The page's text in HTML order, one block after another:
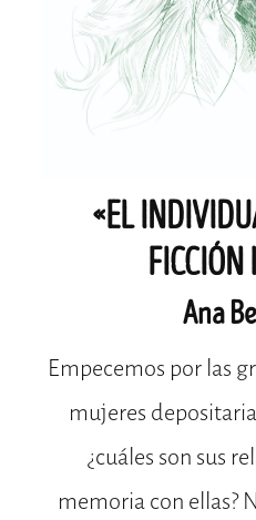
«EL
Ana
Empecemos por las
mujeres
¿cuáles son sus
memoria con ellas?